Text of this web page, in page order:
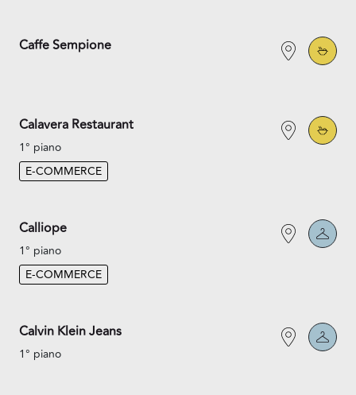
Caffe Sempione
Calavera Restaurant
1° piano
E-COMMERCE
Calliope
1° piano
E-COMMERCE
Calvin Klein Jeans
1° piano